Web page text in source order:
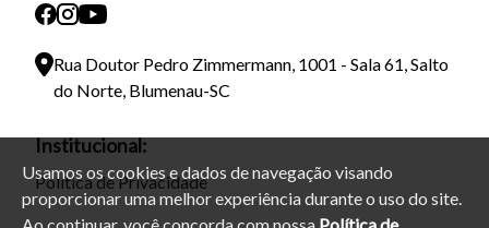
Usamos os cookies e dados de navegação visando
proporcionar uma melhor experiência durante o uso do site.
Rua Doutor Pedro Zimmermann, 1001 - Sala 61, Salto
do Norte, Blumenau-SC
Institucional:
Política de Privacidade